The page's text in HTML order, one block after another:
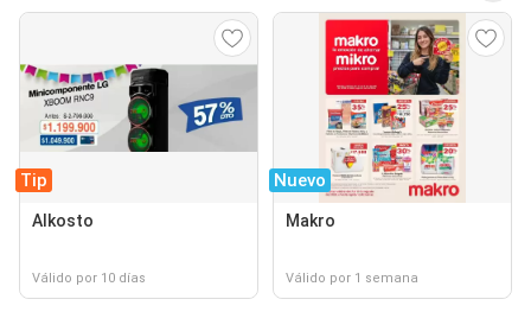
Tip
Alkosto
Válido por 10 días
Nuevo
Makro
Válido por 1 semana